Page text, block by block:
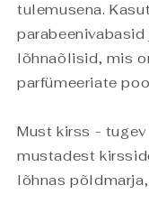
tulemusena.
lõhnaõlisid, mis
parfümeeriate
Must kirss -
mustadest
lõhnas